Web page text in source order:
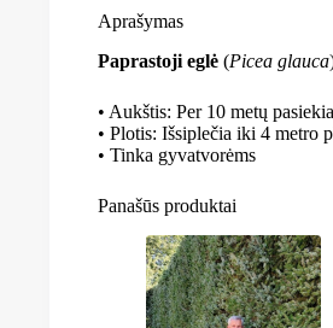
Aprašymas
Paprastoji eglė (Picea glauca
• Aukštis: Per 10 metų
• Plotis: Išsiplečia iki 4 metro
• Tinka gyvatvorėms
Panašūs produktai